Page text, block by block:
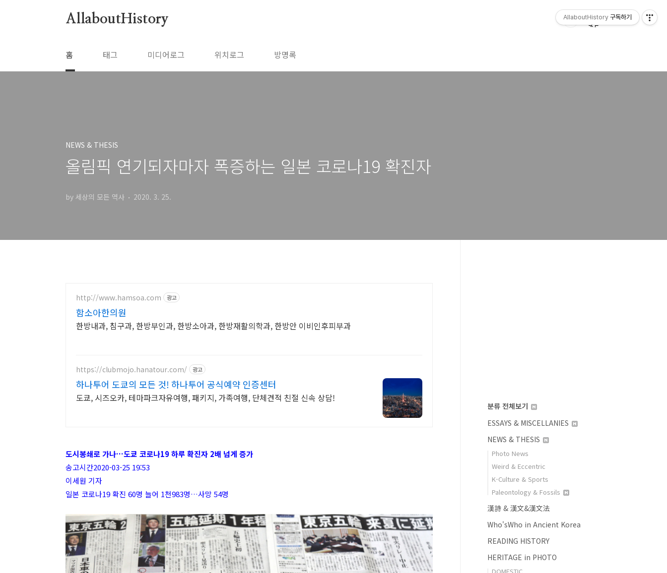
AllaboutHistory
홈 태그 미디어로그 위치로그 방명록
NEWS & THESIS
올림픽 연기되자마자 폭증하는 일본 코로나19 확진자
by 세상의 모든 역사 2020. 3. 25.
http://www.hamsoa.com 광고
함소아한의원
한방내과, 침구과, 한방부인과, 한방소아과, 한방재활의학과, 한방안 이비인후피부과
https://clubmojo.hanatour.com/ 광고
하나투어 도쿄의 모든 것! 하나투어 공식예약 인증센터
도쿄, 시즈오카, 테마파크자유여행, 패키지, 가족여행, 단체견적 친절 신속 상담!
도시봉쇄로 가나…도쿄 코로나19 하루 확진자 2배 넘게 증가
송고시간2020-03-25 19:53
이세원 기자
일본 코로나19 확진 60명 늘어 1천983명…사망 54명
분류 전체보기
ESSAYS & MISCELLANIES
NEWS & THESIS
Photo News
Weird & Eccentric
K-Culture & Sports
Paleontology & Fossils
漢詩 & 漢文&漢文法
Who'sWho in Ancient Korea
READING HISTORY
HERITAGE in PHOTO
AllaboutHistory 구독하기